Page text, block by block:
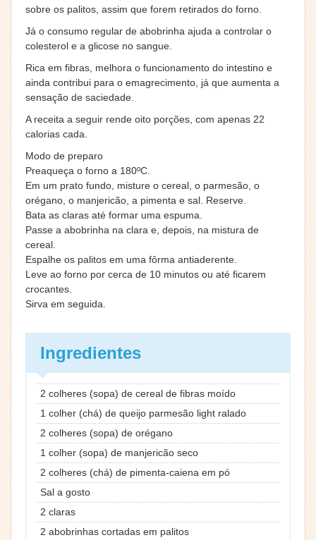
sobre os palitos, assim que forem retirados do forno.
Já o consumo regular de abobrinha ajuda a controlar o
colesterol e a glicose no sangue.
Rica em fibras, melhora o funcionamento do intestino e
ainda contribui para o emagrecimento, já que aumenta a
sensação de saciedade.
A receita a seguir rende oito porções, com apenas 22
calorias cada.
Modo de preparo
Preaqueça o forno a 180ºC.
Em um prato fundo, misture o cereal, o parmesão, o
orégano, o manjericão, a pimenta e sal. Reserve.
Bata as claras até formar uma espuma.
Passe a abobrinha na clara e, depois, na mistura de
cereal.
Espalhe os palitos em uma fôrma antiaderente.
Leve ao forno por cerca de 10 minutos ou até ficarem
crocantes.
Sirva em seguida.
Ingredientes
2 colheres (sopa) de cereal de fibras moído
1 colher (chá) de queijo parmesão light ralado
2 colheres (sopa) de orégano
1 colher (sopa) de manjericão seco
2 colheres (chá) de pimenta-caiena em pó
Sal a gosto
2 claras
2 abobrinhas cortadas em palitos